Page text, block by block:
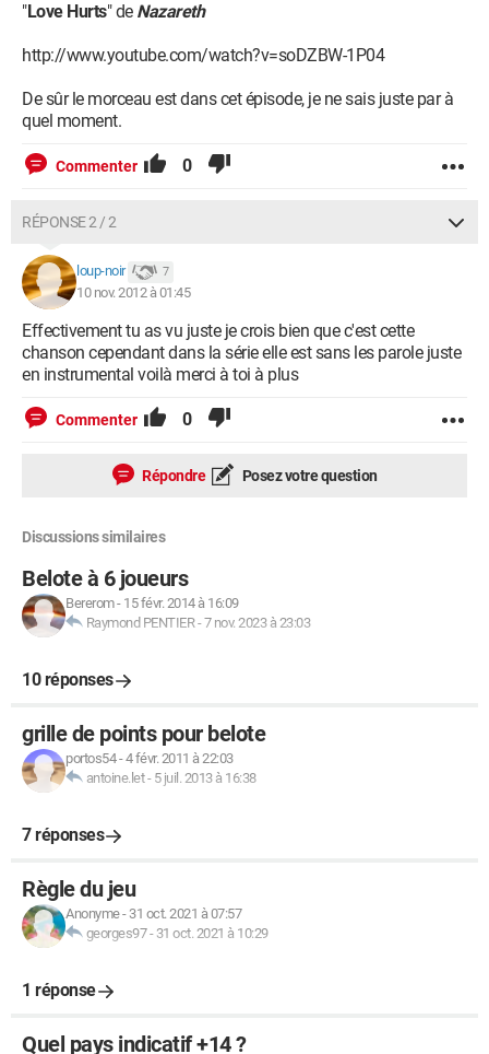
"Love Hurts" de Nazareth
http://www.youtube.com/watch?v=soDZBW-1P04
De sûr le morceau est dans cet épisode, je ne sais juste par à
quel moment.
Commenter 0
RÉPONSE 2 / 2
loup-noir 7
10 nov. 2012 à 01:45
Effectivement tu as vu juste je crois bien que c'est cette
chanson cependant dans la série elle est sans les parole juste
en instrumental voilà merci à toi à plus
Commenter 0
Répondre Posez votre question
Discussions similaires
Belote à 6 joueurs
Bererom- 15 févr. 2014 à 16:09
Raymond PENTIER-7 nov. 2023 à 23:03
10 réponses
grille de points pour belote
portos54-4 févr. 2011 à 22:03
antoine.let- 5 juil. 2013 à 16:38
7 réponses
Règle du jeu
Anonyme- 31 oct. 2021 à 07:57
georges97- 31 oct. 2021 à 10:29
1 réponse
Quel pays indicatif +14 ?